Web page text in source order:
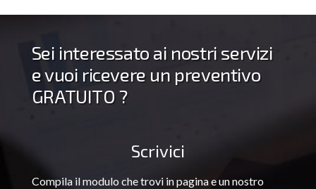
Sei interessato ai nostri servizi
e vuoi ricevere un preventivo
GRATUITO ?
Scrivici
Compila il modulo che trovi in pagina e un nostro